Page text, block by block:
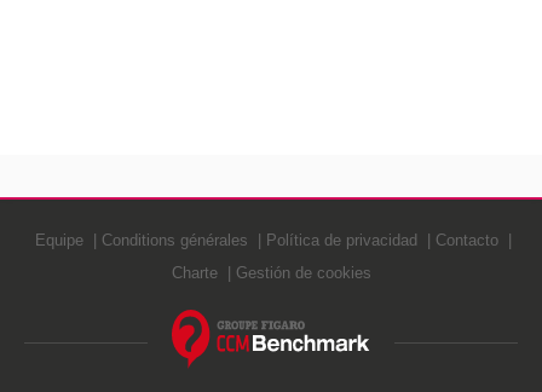
Equipe Conditions générales Política de privacidad
Contacto
Charte
Gestión de cookies